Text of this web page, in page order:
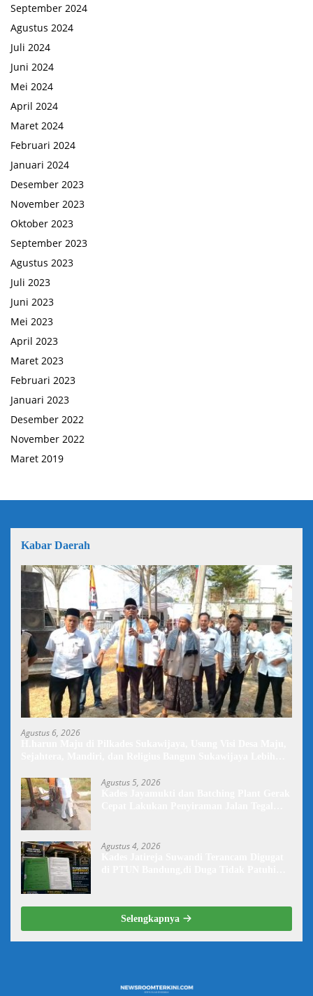
September 2024
Agustus 2024
Juli 2024
Juni 2024
Mei 2024
April 2024
Maret 2024
Februari 2024
Januari 2024
Desember 2023
November 2023
Oktober 2023
September 2023
Agustus 2023
Juli 2023
Juni 2023
Mei 2023
April 2023
Maret 2023
Februari 2023
Januari 2023
Desember 2022
November 2022
Maret 2019
Kabar Daerah
Agustus 6, 2026
Agustus 5, 2026
Agustus 4, 2026
Selengkapnya